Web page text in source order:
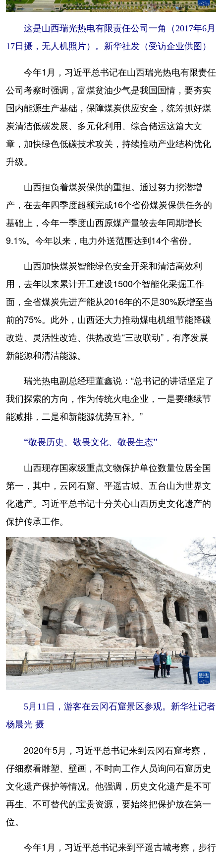
这是山西瑞光热电有限责任公司一角（2017年6月
17日摄，无人机照片）。新华社发（受访企业供图）
今年1月，习近平总书记在山西瑞光热电有限责任
公司考察时强调，富煤贫油少气是我国国情，要夯实
国内能源生产基础，保障煤炭供应安全，统筹抓好煤
炭清洁低碳发展、多元化利用、综合储运这篇大文
章，加快绿色低碳技术攻关，持续推动产业结构优化
升级。
山西担负着煤炭保供的重担。通过努力挖潜增
产，在去年四季度超额完成16个省份煤炭保供任务的
基础上，今年一季度山西原煤产量较去年同期增长
9.1%。今年以来，电力外送范围达到14个省份。
山西加快煤炭智能绿色安全开采和清洁高效利
用，去年以来累计开工建设1500个智能化采掘工作
面，全省煤炭先进产能从2016年的不足30%跃增至当
前的75%。此外，山西还大力推动煤电机组节能降碳
改造、灵活性改造、供热改造“三改联动”，有序发展
新能源和清洁能源。
瑞光热电副总经理董鑫说：“总书记的讲话坚定了
我们探索的方向，作为传统火电企业，一是要继续节
能减排，二是和新能源优势互补。”
“敬畏历史、敬畏文化、敬畏生态”
山西现存国家级重点文物保护单位数量位居全国
第一，其中，云冈石窟、平遥古城、五台山为世界文
化遗产。习近平总书记十分关心山西历史文化遗产的
保护传承工作。
5月11日，游客在云冈石窟景区参观。新华社记者
杨晨光 摄
2020年5月，习近平总书记来到云冈石窟考察，
仔细察看雕塑、壁画，不时向工作人员询问石窟历史
文化遗产保护等情况。他强调，历史文化遗产是不可
再生、不可替代的宝贵资源，要始终把保护放在第一
位。
今年1月，习近平总书记来到平遥古城考察，步行